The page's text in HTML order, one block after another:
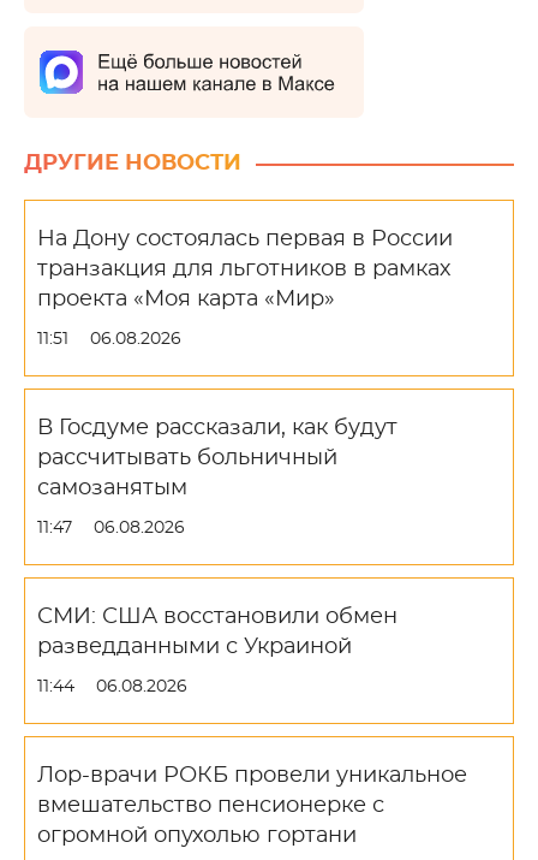
ДРУГИЕ НОВОСТИ
На Дону состоялась первая в России
транзакция для льготников в рамках
проекта «Моя карта «Мир»
11:51 06.08.2026
В Госдуме рассказали, как будут
рассчитывать больничный
самозанятым
11:47 06.08.2026
СМИ: США восстановили обмен
разведданными с Украиной
11:44 06.08.2026
Лор-врачи РОКБ провели уникальное
вмешательство пенсионерке с
огромной опухолью гортани